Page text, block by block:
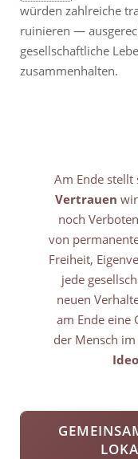
würden zahlreiche
ruinieren —
gesellschaftliche
zusammenhalten.
Am Ende stellt
Vertrauen
noch
von
Freiheit,
jede
neuen
am Ende eine
der Mensch